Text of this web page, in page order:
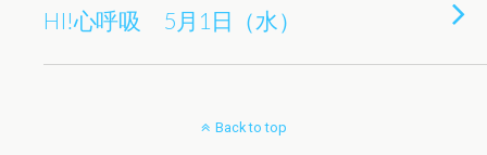
HI!心呼吸 5月1日（水）
Back to top